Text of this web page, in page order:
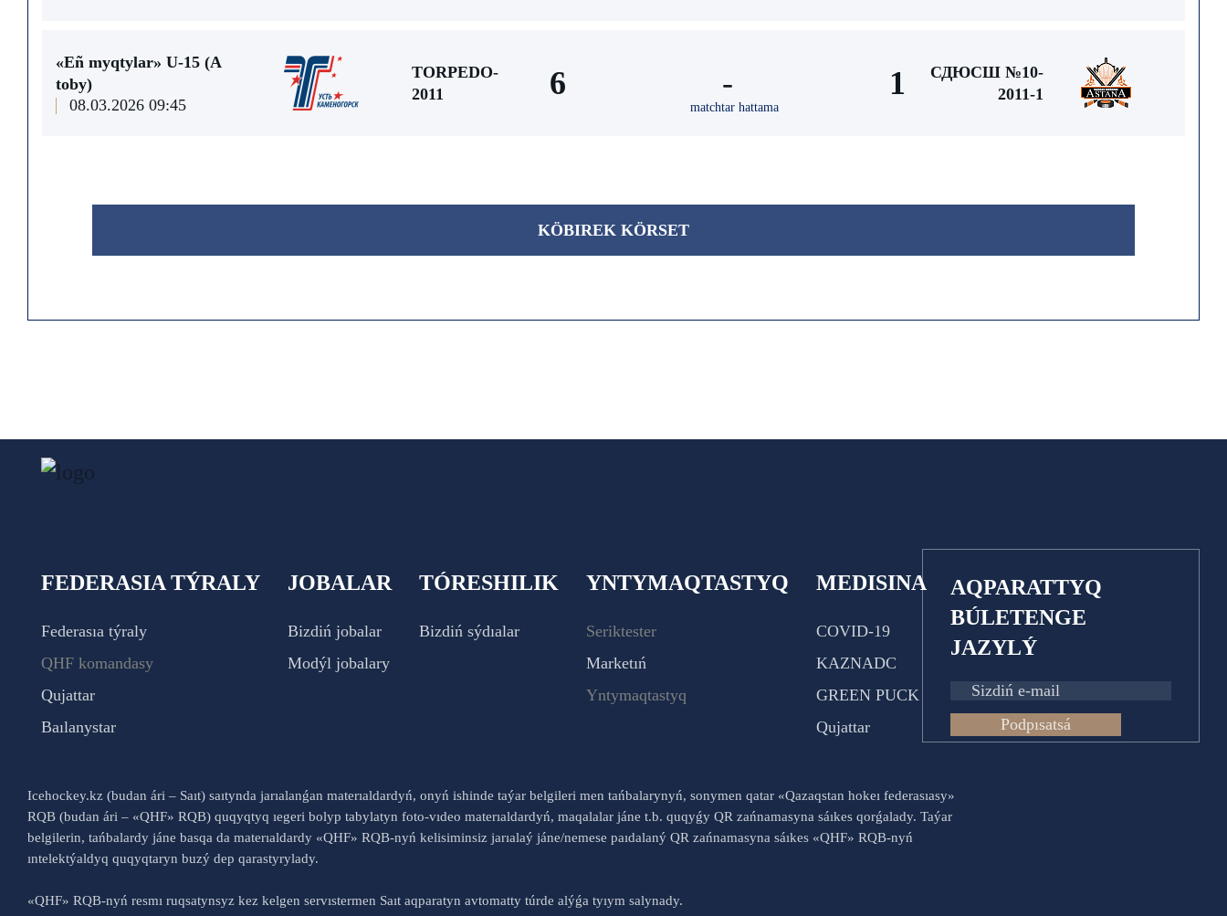
«Eñ myqtylar» U-15 (A
toby)
08.03.2026 09:45
TORPEDO-
2011
6 -
matchtar hattama
1
СДЮСШ №10-
2011-1
KÖBІREK KÖRSET
FEDERASIA TÝRALY
Federasıa týraly
QHF komandasy
Qujattar
Baılanystar
JOBALAR
Bizdiń jobalar
Modýl jobalary
TÓRESHILIK
Bizdiń sýdıalar
YNTYMAQTASTYQ
Seriktester
Marketıń
Yntymaqtastyq
MEDISINA
COVID-19
KAZNADC
GREEN PUCK
Qujattar
AQPARATTYQ
BÚLETENGE
JAZYLÝ
Podpısatsá
Icehockey.kz (budan ári – Saıt) saıtynda jarıalanǵan materıaldardyń, onyń ishinde taýar belgileri men tańbalarynyń, sonymen qatar «Qazaqstan hokeı federasıasy»
RQB (budan ári – «QHF» RQB) quqyqtyq ıegeri bolyp tabylatyn foto-vıdeo materıaldardyń, maqalalar jáne t.b. quqyǵy QR zańnamasyna sáıkes qorǵalady. Taýar
belgilerin, tańbalardy jáne basqa da materıaldardy «QHF» RQB-nyń kelisiminsiz jarıalaý jáne/nemese paıdalaný QR zańnamasyna sáıkes «QHF» RQB-nyń
ıntelektýaldyq quqyqtaryn buzý dep qarastyrylady.
«QHF» RQB-nyń resmı ruqsatynsyz kez kelgen servıstermen Saıt aqparatyn avtomatty túrde alýǵa tyıym salynady.